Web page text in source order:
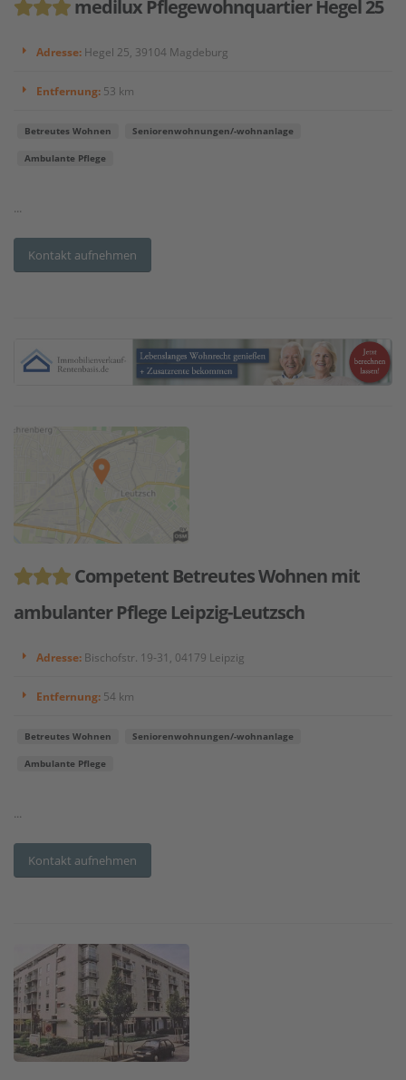
medilux Pflegewohnquartier Hegel 25
Adresse: Hegel 25, 39104 Magdeburg
Entfernung: 53 km
Betreutes Wohnen Seniorenwohnungen/-wohnanlage
Ambulante Pflege
...
Kontakt aufnehmen
Competent Betreutes Wohnen mit
ambulanter Pflege Leipzig-Leutzsch
Adresse: Bischofstr. 19-31, 04179 Leipzig
Entfernung: 54 km
Betreutes Wohnen Seniorenwohnungen/-wohnanlage
Ambulante Pflege
...
Kontakt aufnehmen